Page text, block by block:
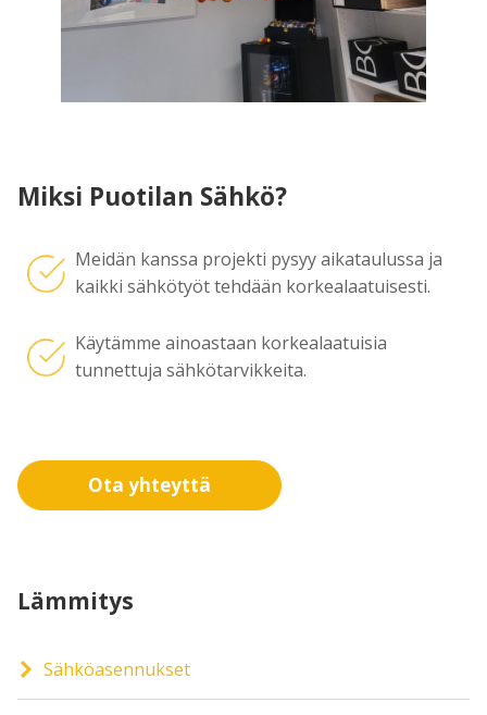
Miksi Puotilan Sähkö?
Meidän kanssa projekti pysyy aikataulussa ja
kaikki sähkötyöt tehdään korkealaatuisesti.
Käytämme ainoastaan korkealaatuisia
tunnettuja sähkötarvikkeita.
Ota yhteyttä
Lämmitys
Sähköasennukset